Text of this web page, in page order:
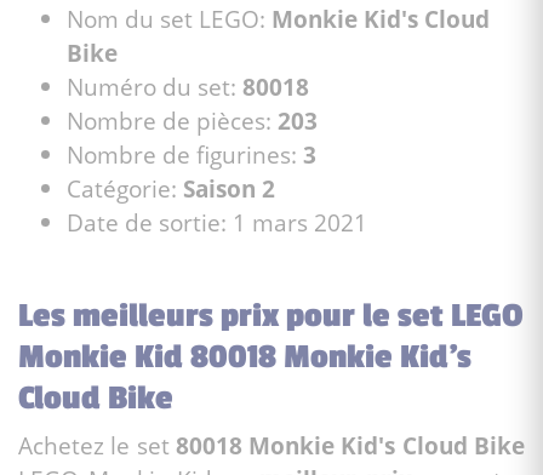
Nom du set LEGO: Monkie Kid's Cloud
Bike
Numéro du set: 80018
Nombre de pièces: 203
Nombre de figurines: 3
Catégorie: Saison 2
Date de sortie: 1 mars 2021
Les meilleurs prix pour le set LEGO
Monkie Kid 80018 Monkie Kid's
Cloud Bike
Achetez le set 80018 Monkie Kid's Cloud Bike